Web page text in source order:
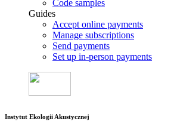
Code samples
Guides
Accept online payments
Manage subscriptions
Send payments
Set up in-person payments
Instytut Ekologii Akustycznej